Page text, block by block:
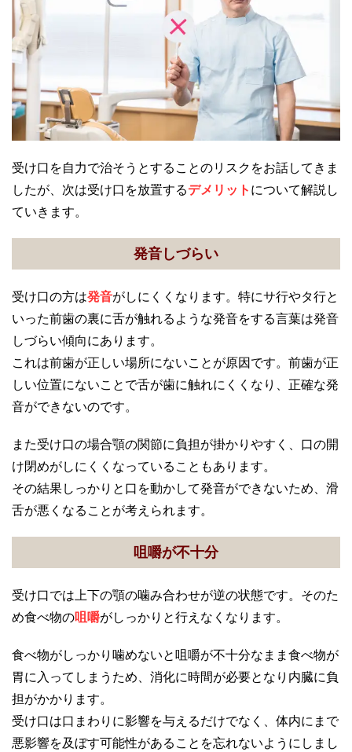
受け口を自力で治そうとすることのリスクをお話してきま
したが、次は受け口を放置するデメリット について解説し
ていきます。
発音しづらい
受け口の方は発音がしにくくなります。特にサ行やタ行と
いった前歯の裏に舌が触れるような発音をする言葉は発音
しづらい傾向にあります。
これは前歯が正しい場所にないことが原因です。前歯が正
しい位置にないことで舌が歯に触れにくくなり、正確な発
音ができないのです。
また受け口の場合顎の関節に負担が掛かりやすく、口の開
け閉めがしにくくなっていることもあります。
その結果しっかりと口を動かして発音ができないため、滑
舌が悪くなることが考えられます。
咀嚼が不十分
受け口では上下の顎の噛み合わせが逆の状態です。そのた
め食べ物の咀嚼がしっかりと行えなくなります。
食べ物がしっかり噛めないと咀嚼が不十分なまま食べ物が
胃に入ってしまうため、消化に時間が必要となり内臓に負
担がかかります。
受け口は口まわりに影響を与えるだけでなく、体内にまで
悪影響を及ぼす可能性があることを忘れないようにしまし